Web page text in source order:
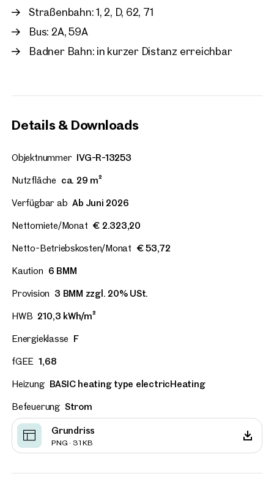
Straßenbahn: 1, 2, D, 62, 71
Bus: 2A, 59A
Badner Bahn: in kurzer Distanz erreichbar
Details & Downloads
Objektnummer IVG-R-13253
Nutzfläche ca. 29 m²
Verfügbar ab Ab Juni 2026
Nettomiete/Monat € 2.323,20
Netto-Betriebskosten/Monat € 53,72
Kaution 6 BMM
Provision 3 BMM zzgl. 20% USt.
HWB 210,3 kWh/m²
Energieklasse F
fGEE 1,68
Heizung BASIC heating type electricHeating
Befeuerung Strom
Grundriss
PNG · 31 KB